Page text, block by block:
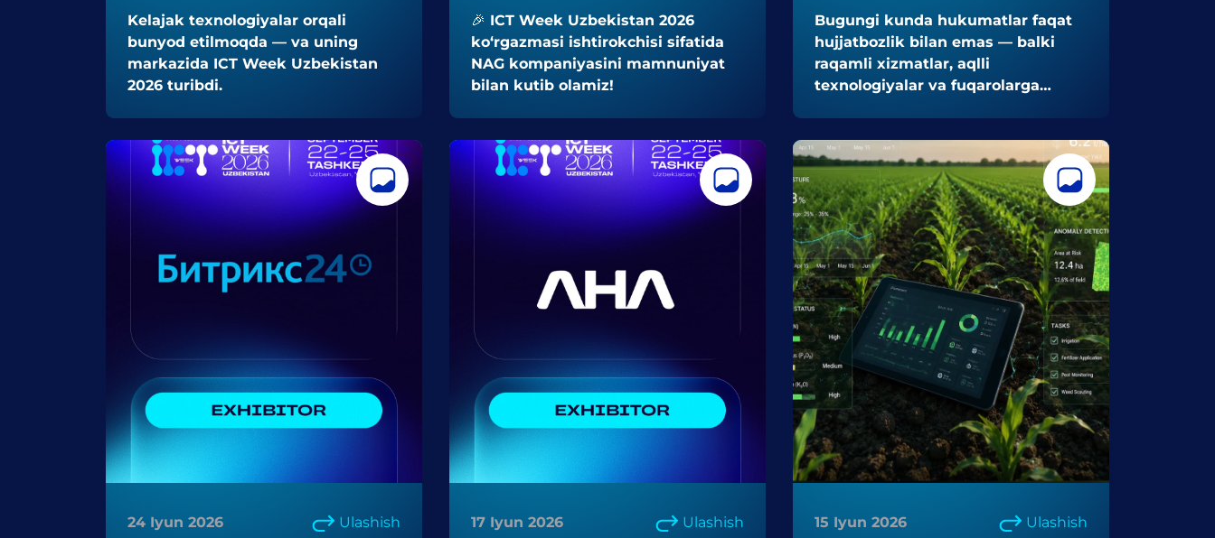
Kelajak texnologiyalar orqali
bunyod etilmoqda — va uning
markazida ICT Week Uzbekistan
2026 turibdi.
🎉 ICT Week Uzbekistan 2026
ko‘rgazmasi ishtirokchisi sifatida
NAG kompaniyasini mamnuniyat
bilan kutib olamiz!
Bugungi kunda hukumatlar faqat
hujjatbozlik bilan emas — balki
raqamli xizmatlar, aqlli
texnologiyalar va fuqarolarga
24 Iyun 2026 Ulashish 17 Iyun 2026 Ulashish 15 Iyun 2026 Ulashish